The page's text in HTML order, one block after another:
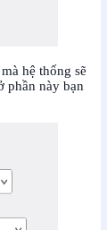
hệ thống sẽ
phần này bạn